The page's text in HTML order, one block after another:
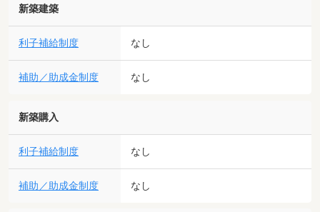
新築建築
利子補給制度 なし
補助／助成金制度 なし
新築購入
利子補給制度 なし
補助／助成金制度 なし